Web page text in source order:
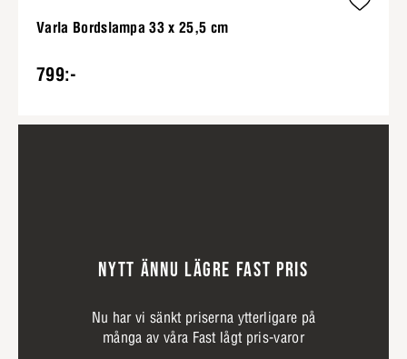
Varla Bordslampa 33 x 25,5 cm
799:-
NYTT ÄNNU LÄGRE FAST PRIS
Nu har vi sänkt priserna ytterligare på
många av våra Fast lågt pris-varor